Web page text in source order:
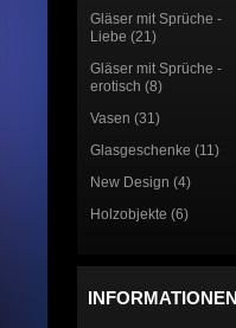
Gläser mit Sprüche -
Liebe (21)
Gläser mit Sprüche -
erotisch (8)
Vasen (31)
Glasgeschenke (11)
New Design (4)
Holzobjekte (6)
INFORMATIONEN